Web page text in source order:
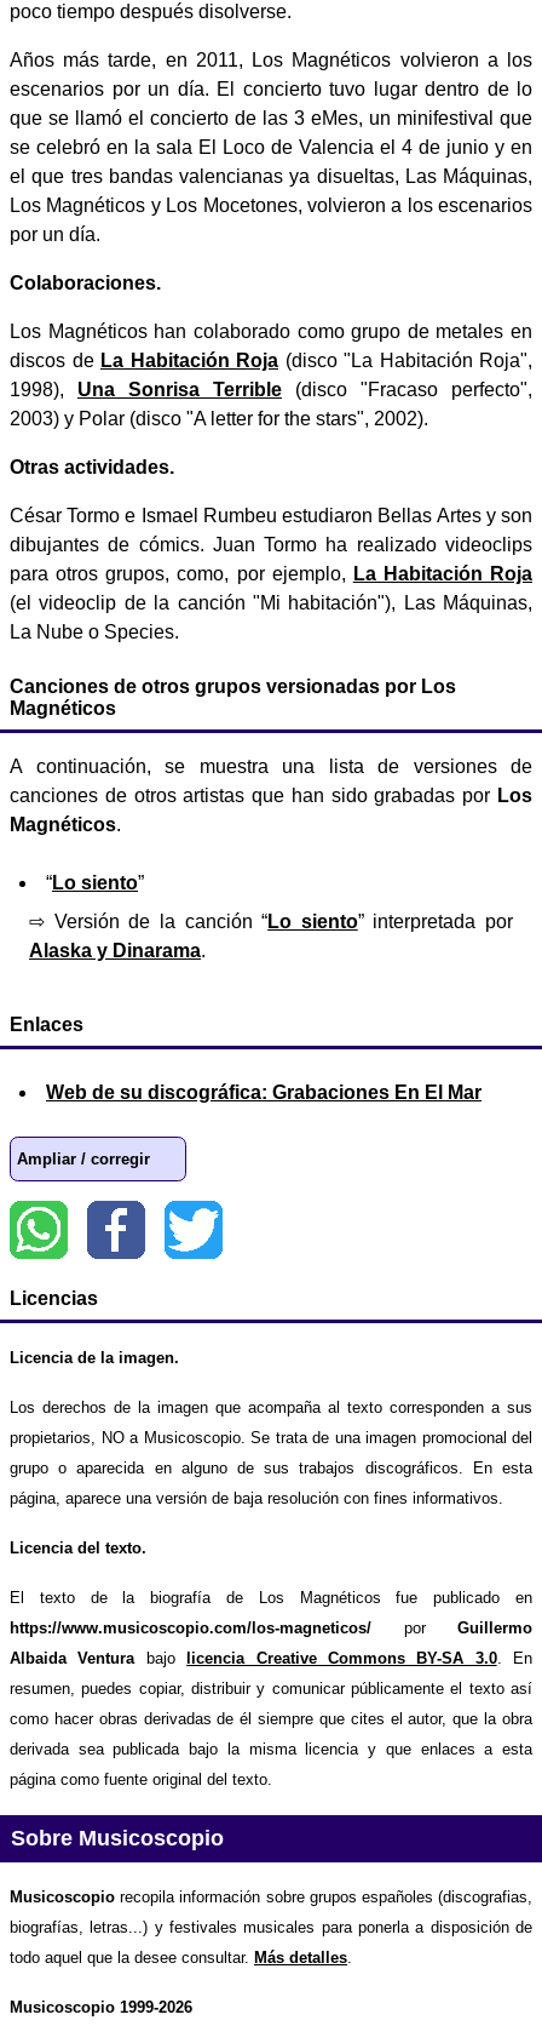
poco tiempo después disolverse.
Años más tarde, en 2011, Los Magnéticos volvieron a los
escenarios por un día. El concierto tuvo lugar dentro de lo
que se llamó el concierto de las 3 eMes, un minifestival que
se celebró en la sala El Loco de Valencia el 4 de junio y en
el que tres bandas valencianas ya disueltas, Las Máquinas,
Los Magnéticos y Los Mocetones, volvieron a los escenarios
por un día.
Colaboraciones.
Los Magnéticos han colaborado como grupo de metales en
discos de La Habitación Roja (disco "La Habitación Roja",
1998), Una Sonrisa Terrible (disco "Fracaso perfecto",
2003) y Polar (disco "A letter for the stars", 2002).
Otras actividades.
César Tormo e Ismael Rumbeu estudiaron Bellas Artes y son
dibujantes de cómics. Juan Tormo ha realizado videoclips
para otros grupos, como, por ejemplo, La Habitación Roja
(el videoclip de la canción "Mi habitación"), Las Máquinas,
La Nube o Species.
Canciones de otros grupos versionadas por Los
Magnéticos
A continuación, se muestra una lista de versiones de
canciones de otros artistas que han sido grabadas por Los
Magnéticos.
“Lo siento”
⇨ Versión de la canción “Lo siento” interpretada por
Alaska y Dinarama.
Enlaces
Web de su discográfica: Grabaciones En El Mar
Ampliar / corregir
Licencias
Licencia de la imagen.
Los derechos de la imagen que acompaña al texto corresponden a sus
propietarios, NO a Musicoscopio. Se trata de una imagen promocional del
grupo o aparecida en alguno de sus trabajos discográficos. En esta
página, aparece una versión de baja resolución con fines informativos.
Licencia del texto.
El texto de la biografía de Los Magnéticos fue publicado en
https://www.musicoscopio.com/los-magneticos/ por Guillermo
Albaida Venturabajo licencia Creative Commons BY-SA 3.0. En
resumen, puedes copiar, distribuir y comunicar públicamente el texto así
como hacer obras derivadas de él siempre que cites el autor, que la obra
derivada sea publicada bajo la misma licencia y que enlaces a esta
página como fuente original del texto.
Sobre Musicoscopio
Musicoscopio recopila información sobre grupos españoles (discografias,
biografías, letras...) y festivales musicales para ponerla a disposición de
todo aquel que la desee consultar. Más detalles.
Musicoscopio 1999-2026